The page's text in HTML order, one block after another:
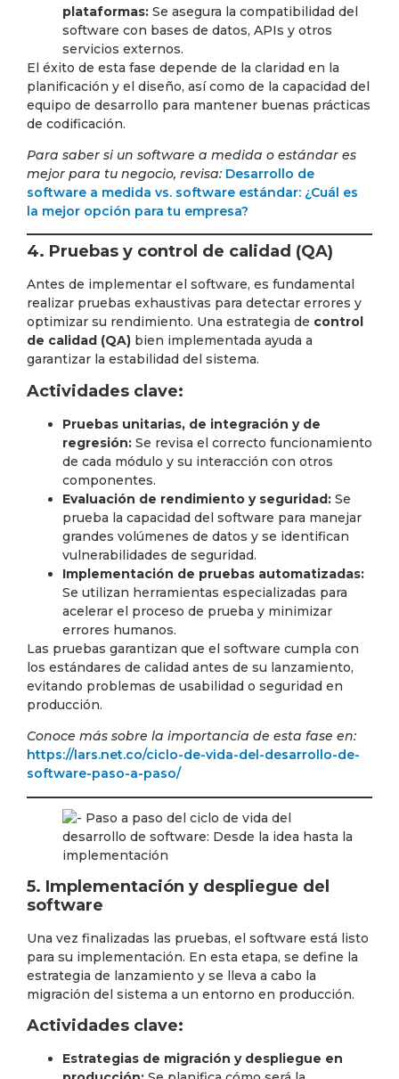
plataformas: Se asegura la compatibilidad del
software con bases de datos, APIs y otros
servicios externos.
El éxito de esta fase depende de la claridad en la
planificación y el diseño, así como de la capacidad del
equipo de desarrollo para mantener buenas prácticas
de codificación.
Para saber si un software a medida o estándar es
mejor para tu negocio, revisa: Desarrollo de
software a medida vs. software estándar: ¿Cuál es
la mejor opción para tu empresa?
4. Pruebas y control de calidad (QA)
Antes de implementar el software, es fundamental
realizar pruebas exhaustivas para detectar errores y
optimizar su rendimiento. Una estrategia de control
de calidad (QA) bien implementada ayuda a
garantizar la estabilidad del sistema.
Actividades clave:
Pruebas unitarias, de integración y de
regresión: Se revisa el correcto funcionamiento
de cada módulo y su interacción con otros
componentes.
Evaluación de rendimiento y seguridad: Se
prueba la capacidad del software para manejar
grandes volúmenes de datos y se identifican
vulnerabilidades de seguridad.
Implementación de pruebas automatizadas:
Se utilizan herramientas especializadas para
acelerar el proceso de prueba y minimizar
errores humanos.
Las pruebas garantizan que el software cumpla con
los estándares de calidad antes de su lanzamiento,
evitando problemas de usabilidad o seguridad en
producción.
Conoce más sobre la importancia de esta fase en:
https://lars.net.co/ciclo-de-vida-del-desarrollo-de-
software-paso-a-paso/
5. Implementación y despliegue del
software
Una vez finalizadas las pruebas, el software está listo
para su implementación. En esta etapa, se define la
estrategia de lanzamiento y se lleva a cabo la
migración del sistema a un entorno en producción.
Actividades clave:
Estrategias de migración y despliegue en